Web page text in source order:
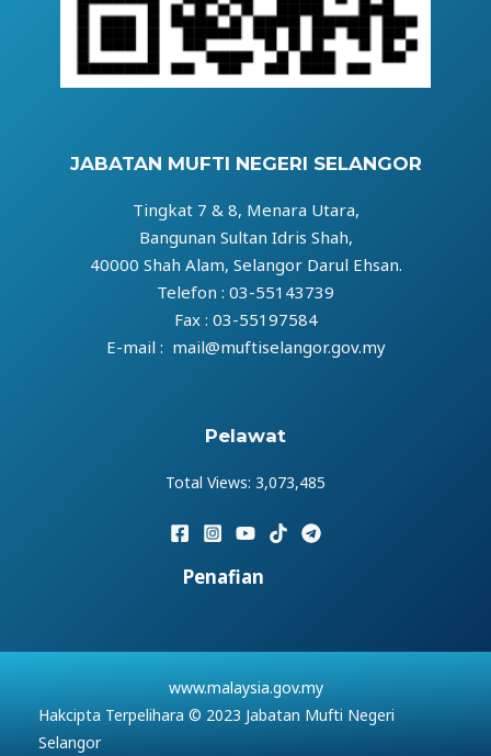
JABATAN MUFTI NEGERI SELANGOR
Tingkat 7 & 8, Menara Utara,
Bangunan Sultan Idris Shah,
40000 Shah Alam, Selangor Darul Ehsan.
Telefon : 03-55143739
Fax : 03-55197584
E-mail : mail@muftiselangor.gov.my
Pelawat
Total Views: 3,073,485
Penafian
www.malaysia.gov.my
Hakcipta Terpelihara © 2023 Jabatan Mufti Negeri
Selangor